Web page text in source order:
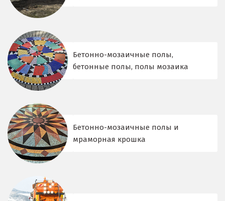
Бетонно-мозаичные полы,
бетонные полы, полы мозаика
Бетонно-мозаичные полы и
мраморная крошка